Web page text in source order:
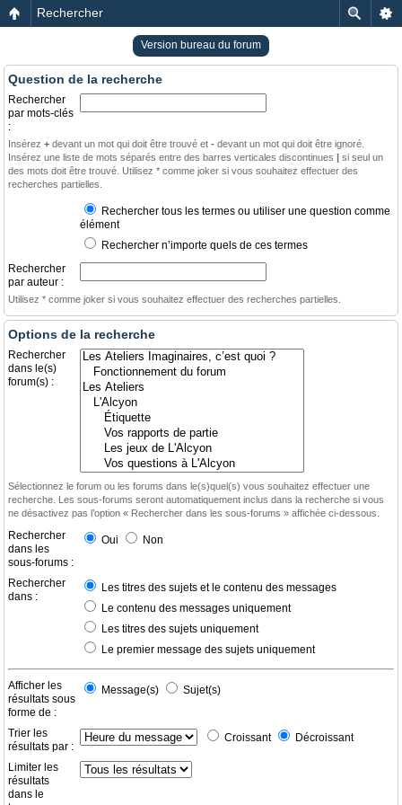
Rechercher
Version bureau du forum
Question de la recherche
Rechercher
par mots-clés
:
Insérez + devant un mot qui doit être trouvé et - devant un mot qui doit être ignoré.
Insérez une liste de mots séparés entre des barres verticales discontinues | si seul un
des mots doit être trouvé. Utilisez * comme joker si vous souhaitez effectuer des
recherches partielles.
Rechercher tous les termes ou utiliser une question comme
élément
Rechercher n’importe quels de ces termes
Rechercher
par auteur :
Utilisez * comme joker si vous souhaitez effectuer des recherches partielles.
Options de la recherche
Rechercher
dans le(s)
forum(s) :
Sélectionnez le forum ou les forums dans le(s)quel(s) vous souhaitez effectuer une
recherche. Les sous-forums seront automatiquement inclus dans la recherche si vous
ne désactivez pas l’option « Rechercher dans les sous-forums » affichée ci-dessous.
Rechercher
dans les
sous-forums :
Oui Non
Rechercher
dans :
Les titres des sujets et le contenu des messages
Le contenu des messages uniquement
Les titres des sujets uniquement
Le premier message des sujets uniquement
Afficher les
résultats sous
forme de :
Message(s) Sujet(s)
Trier les
résultats par :
Croissant Décroissant
Limiter les
résultats
dans le